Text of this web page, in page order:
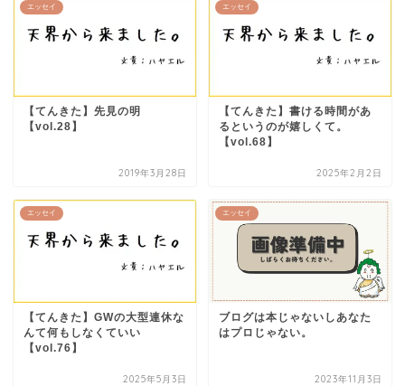
エッセイ
【てんきた】先見の明
【vol.28】
2019年3月28日
エッセイ
【てんきた】書ける時間があ
るというのが嬉しくて。
【vol.68】
2025年2月2日
エッセイ
【てんきた】GWの大型連休な
んて何もしなくていい
【vol.76】
2025年5月3日
エッセイ
ブログは本じゃないしあなた
はプロじゃない。
2023年11月3日